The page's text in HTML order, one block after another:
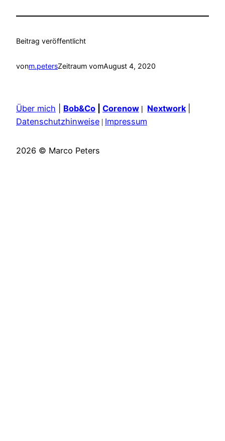
Beitrag veröffentlicht
vonm.petersZeitraum vomAugust 4, 2020
Über mich Bob&Co Corenow | Nextwork
Datenschutzhinweise | Impressum
2026 © Marco Peters